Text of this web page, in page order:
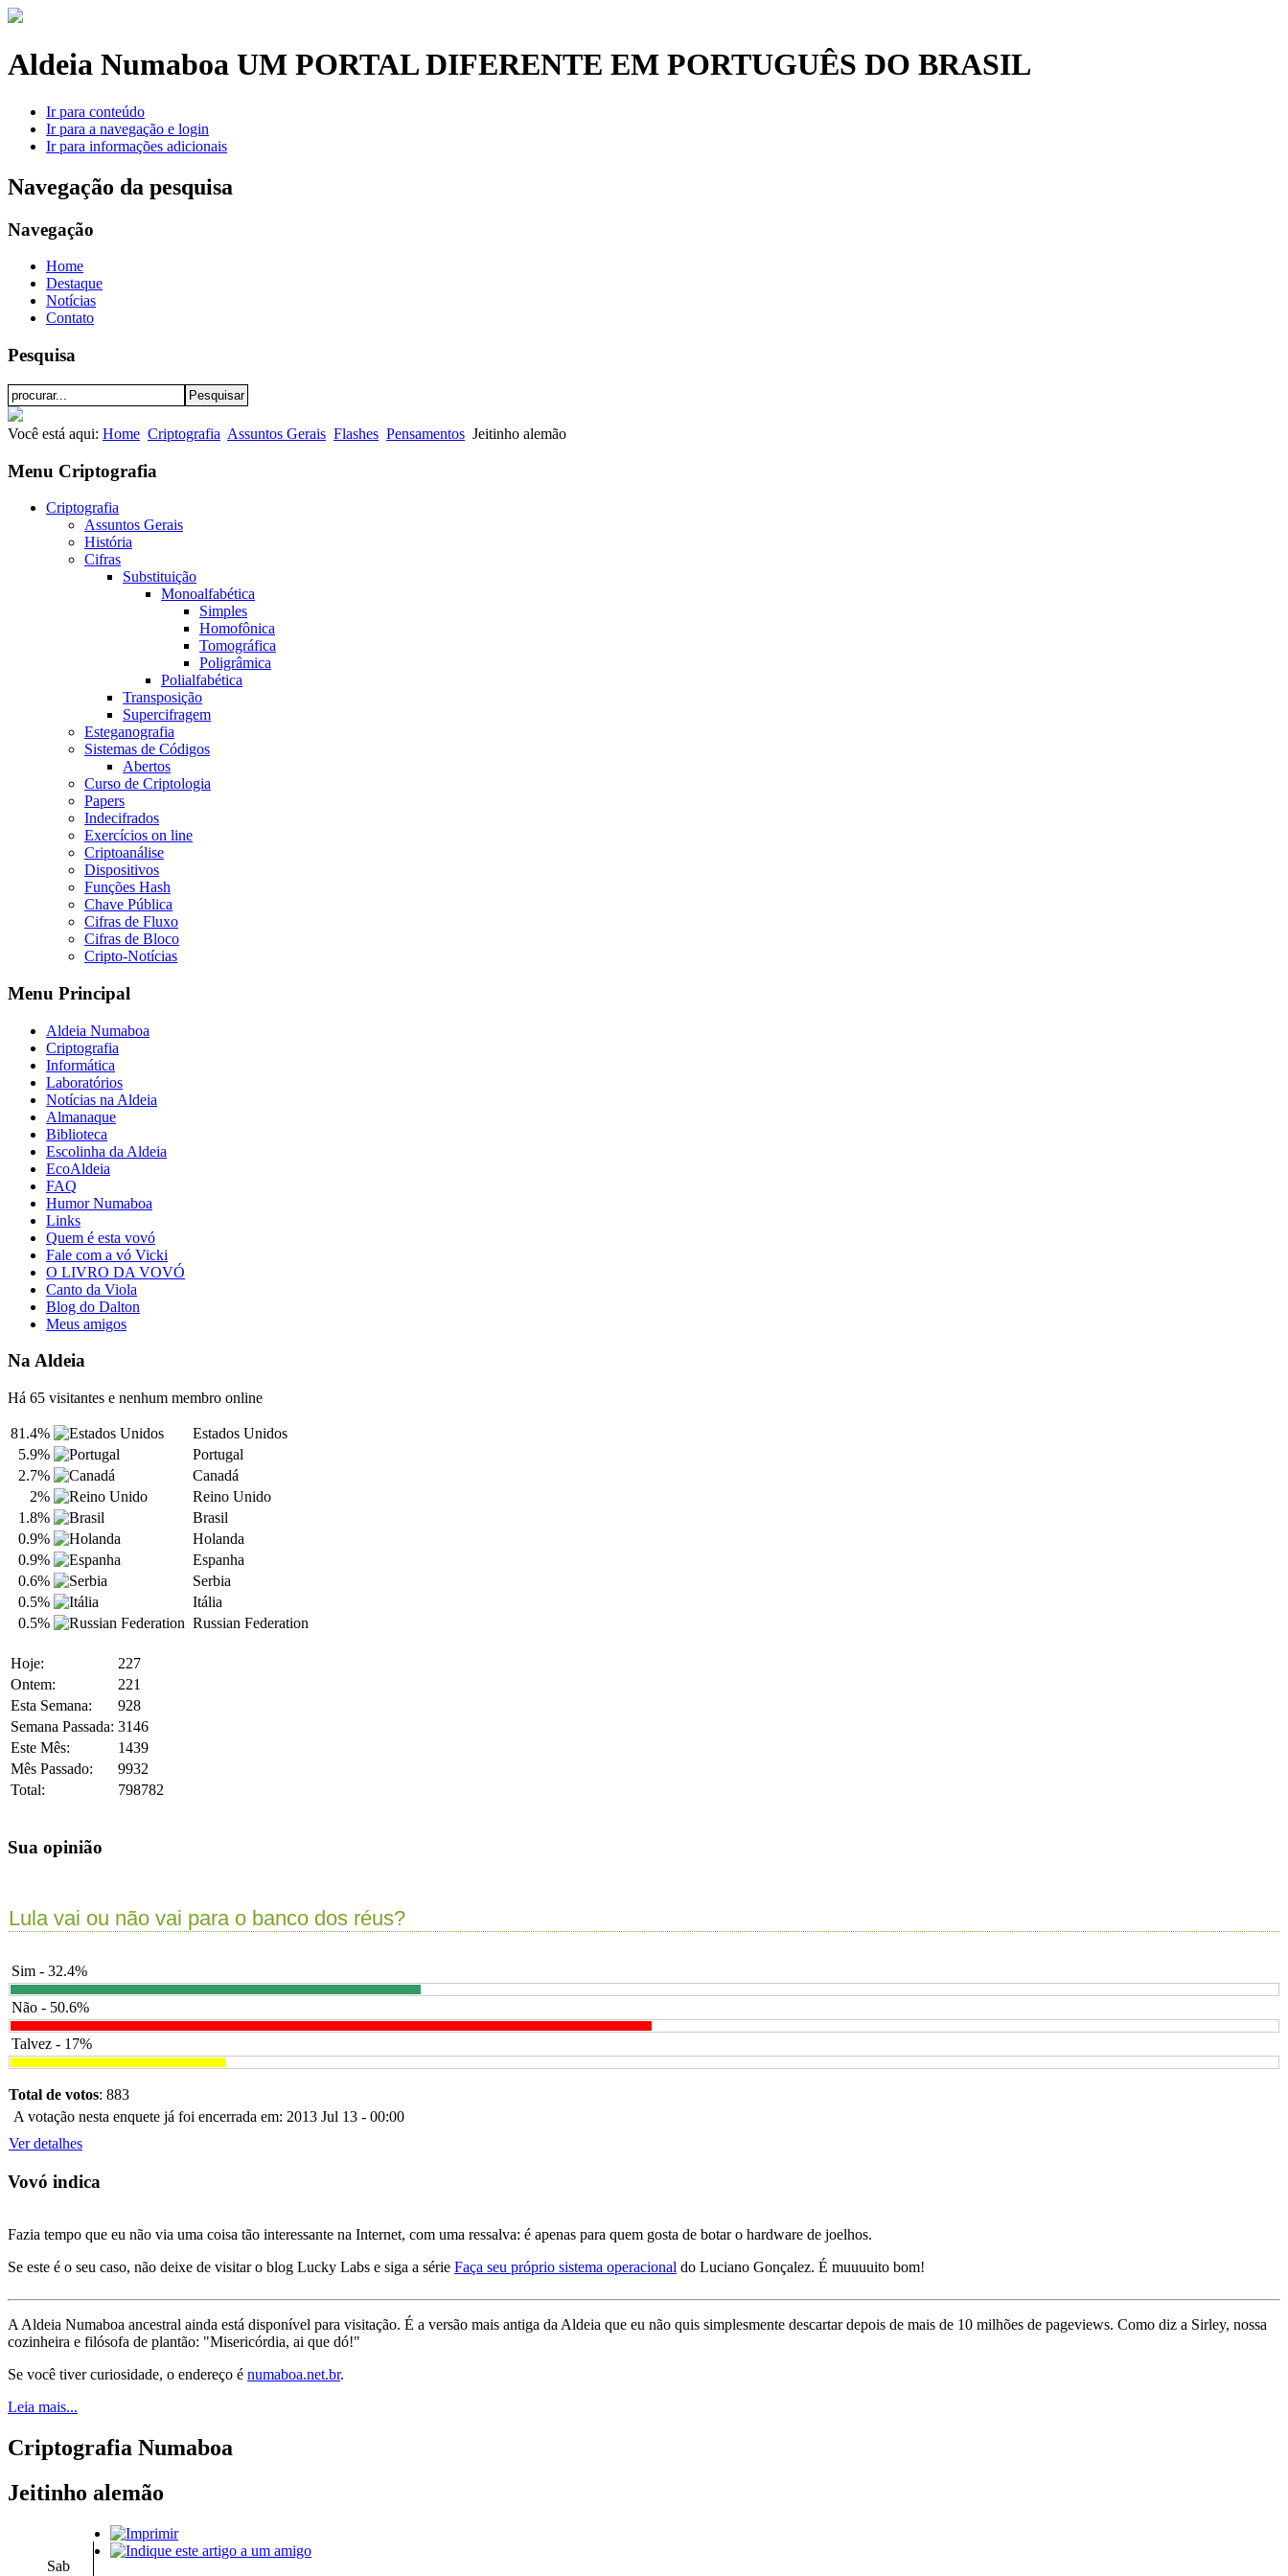
Aldeia Numaboa UM PORTAL DIFERENTE EM PORTUGUÊS DO BRASIL
Ir para conteúdo
Ir para a navegação e login
Ir para informações adicionais
Navegação da pesquisa
Navegação
Home
Destaque
Notícias
Contato
Pesquisa
Você está aqui: Home Criptografia Assuntos Gerais Flashes Pensamentos Jeitinho alemão
Menu Criptografia
Criptografia
Assuntos Gerais
História
Cifras
Substituição
Monoalfabética
Simples
Homofônica
Tomográfica
Poligrâmica
Polialfabética
Transposição
Supercifragem
Esteganografia
Sistemas de Códigos
Abertos
Curso de Criptologia
Papers
Indecifrados
Exercícios on line
Criptoanálise
Dispositivos
Funções Hash
Chave Pública
Cifras de Fluxo
Cifras de Bloco
Cripto-Notícias
Menu Principal
Aldeia Numaboa
Criptografia
Informática
Laboratórios
Notícias na Aldeia
Almanaque
Biblioteca
Escolinha da Aldeia
EcoAldeia
FAQ
Humor Numaboa
Links
Quem é esta vovó
Fale com a vó Vicki
O LIVRO DA VOVÓ
Canto da Viola
Blog do Dalton
Meus amigos
Na Aldeia
Há 65 visitantes e nenhum membro online
81.4%
Estados Unidos
5.9%
Portugal
2.7%
Canadá
2%
Reino Unido
1.8%
Brasil
0.9%
Holanda
0.9%
Espanha
0.6%
Serbia
0.5%
Itália
0.5%
Russian Federation
Hoje:
227
Ontem:
221
Esta Semana:
928
Semana Passada: 3146
Este Mês:
1439
Mês Passado:
9932
Total:
798782
Sua opinião
Lula vai ou não vai para o banco dos réus?
Sim - 32.4%
Não - 50.6%
Talvez - 17%
Total de votos: 883
A votação nesta enquete já foi encerrada em: 2013 Jul 13 - 00:00
Ver detalhes
Vovó indica
Fazia tempo que eu não via uma coisa tão interessante na Internet, com uma ressalva: é apenas para quem gosta de botar o hardware de joelhos.
Se este é o seu caso, não deixe de visitar o blog Lucky Labs e siga a série Faça seu próprio sistema operacional do Luciano Gonçalez. É muuuuito bom!
A Aldeia Numaboa ancestral ainda está disponível para visitação. É a versão mais antiga da Aldeia que eu não quis simplesmente descartar depois de mais de 10 milhões de pageviews. Como diz a Sirley, nossa
cozinheira e filósofa de plantão: "Misericórdia, ai que dó!"
Se você tiver curiosidade, o endereço é numaboa.net.br.
Leia mais...
Criptografia Numaboa
Jeitinho alemão
Sab